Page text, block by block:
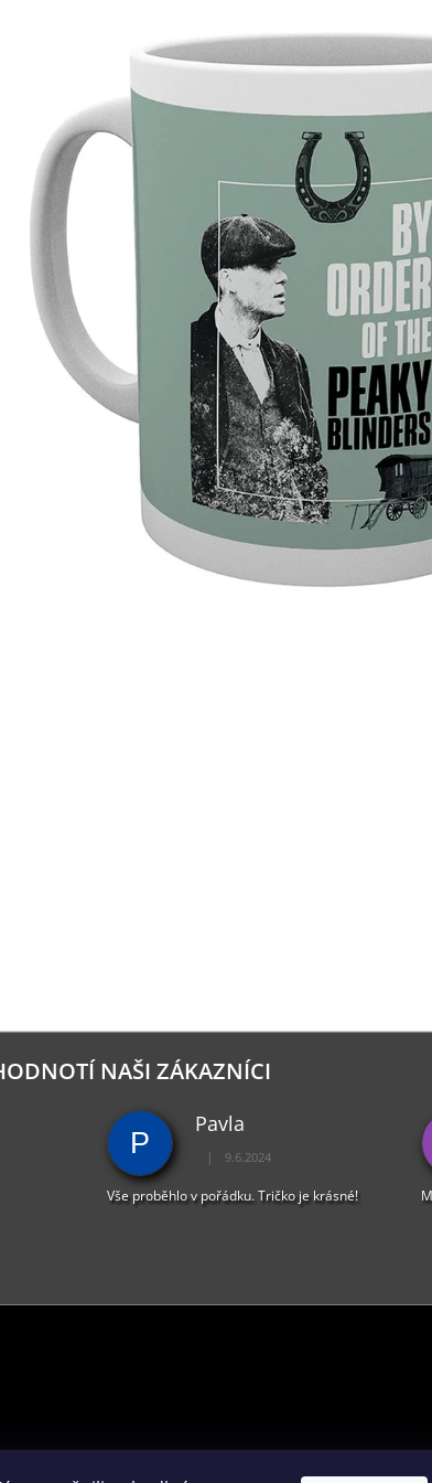
NAŠI ZÁKAZNÍCI
je 5 z 5 hvězdiček.
P
Pavla
Hodnocení obchodu je 5 z 5 hvězdiček.
| 9.6.2024
Vše proběhlo v pořádku. Tričko je krásné!